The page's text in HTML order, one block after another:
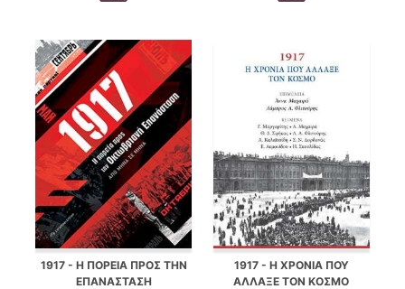
1917 - Η ΠΟΡΕΙΑ ΠΡΟΣ ΤΗΝ
ΕΠΑΝΑΣΤΑΣΗ
1917 - Η ΧΡΟΝΙΑ ΠΟΥ
ΑΛΛΑΞΕ ΤΟΝ ΚΟΣΜΟ